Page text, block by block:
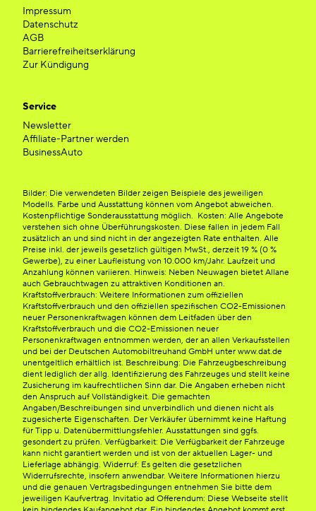
Impressum
Datenschutz
AGB
Barrierefreiheitserklärung
Zur Kündigung
Service
Newsletter
Affiliate-Partner werden
BusinessAuto
Bilder: Die verwendeten Bilder zeigen Beispiele des jeweiligen
Modells. Farbe und Ausstattung können vom Angebot abweichen.
Kostenpflichtige Sonderausstattung möglich. Kosten: Alle Angebote
verstehen sich ohne Überführungskosten. Diese fallen in jedem Fall
zusätzlich an und sind nicht in der angezeigten Rate enthalten. Alle
Preise inkl. der jeweils gesetzlich gültigen MwSt., derzeit 19 % (0 %
Gewerbe), zu einer Laufleistung von 10.000 km/Jahr. Laufzeit und
Anzahlung können variieren. Hinweis: Neben Neuwagen bietet Allane
auch Gebrauchtwagen zu attraktiven Konditionen an.
Kraftstoffverbrauch: Weitere Informationen zum offiziellen
Kraftstoffverbrauch und den offiziellen spezifischen CO2-Emissionen
neuer Personenkraftwagen können dem Leitfaden über den
Kraftstoffverbrauch und die CO2-Emissionen neuer
Personenkraftwagen entnommen werden, der an allen Verkaufsstellen
und bei der Deutschen Automobiltreuhand GmbH unter www.dat.de
unentgeltlich erhältlich ist. Beschreibung: Die Fahrzeugbeschreibung
dient lediglich der allg. Identifizierung des Fahrzeuges und stellt keine
Zusicherung im kaufrechtlichen Sinn dar. Die Angaben erheben nicht
den Anspruch auf Vollständigkeit. Die gemachten
Angaben/Beschreibungen sind unverbindlich und dienen nicht als
zugesicherte Eigenschaften. Der Verkäufer übernimmt keine Haftung
für Tipp u. Datenübermittlungsfehler. Ausstattungen sind ggfs.
gesondert zu prüfen. Verfügbarkeit: Die Verfügbarkeit der Fahrzeuge
kann nicht garantiert werden und ist von der aktuellen Lager- und
Lieferlage abhängig. Widerruf: Es gelten die gesetzlichen
Widerrufsrechte, insofern anwendbar. Weitere Informationen hierzu
und die genauen Vertragsbedingungen entnehmen Sie bitte dem
jeweiligen Kaufvertrag. Invitatio ad Offerendum: Diese Webseite stellt